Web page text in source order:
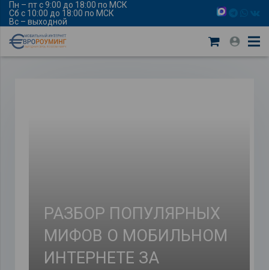
Пн – пт с 9:00 до 18:00 по МСК
Сб с 10:00 до 18:00 по МСК
Вс – выходной
РАЗБОР ПОПУЛЯРНЫХ
МИФОВ О МОБИЛЬНОМ
ИНТЕРНЕТЕ ЗА